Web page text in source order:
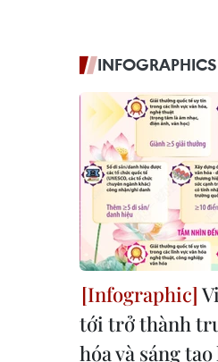
INFOGRAPHICS
tới trở thành
hóa và sáng